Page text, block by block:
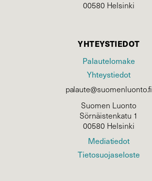
00580 Helsinki
YHTEYSTIEDOT
Palautelomake
Yhteystiedot
palaute@suomenluonto.fi
Suomen Luonto
Sörnäistenkatu 1
00580 Helsinki
Mediatiedot
Tietosuojaseloste